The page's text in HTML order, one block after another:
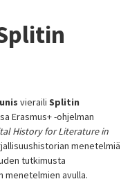
vieraili Splitin
Erasmus+ -ohjelman
History for Literature in
menetelmiä
tutkimusta
menetelmien avulla.